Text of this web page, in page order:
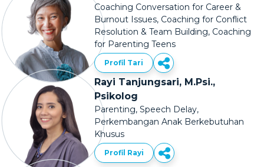
Coaching Conversation for Career &
Burnout Issues, Coaching for Conflict
Resolution & Team Building, Coaching
for Parenting Teens
Profil Tari
Rayi Tanjungsari, M.Psi.,
Psikolog
Parenting, Speech Delay,
Perkembangan Anak Berkebutuhan
Khusus
Profil Rayi